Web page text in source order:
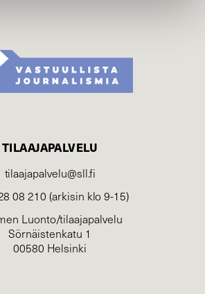
TILAAJAPALVELU
tilaajapalvelu@sll.fi
08 210 (arkisin klo 9-15)
Luonto/tilaajapalvelu
Sörnäistenkatu 1
00580 Helsinki